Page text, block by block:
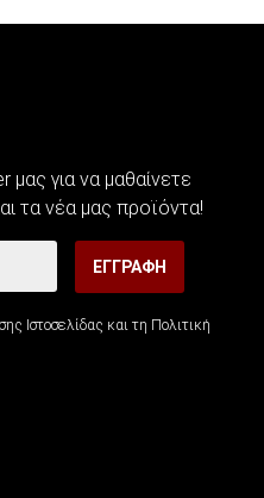
μας για να μαθαίνετε
τα νέα μας προϊόντα!
ΕΓΓΡΑΦΉ
Ιστοσελίδας και τη Πολιτική